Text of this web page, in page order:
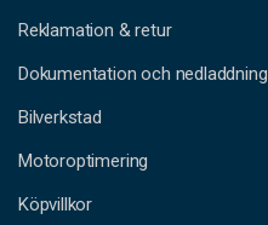
Reklamation & retur
Dokumentation och nedladdning
Bilverkstad
Motoroptimering
Köpvillkor